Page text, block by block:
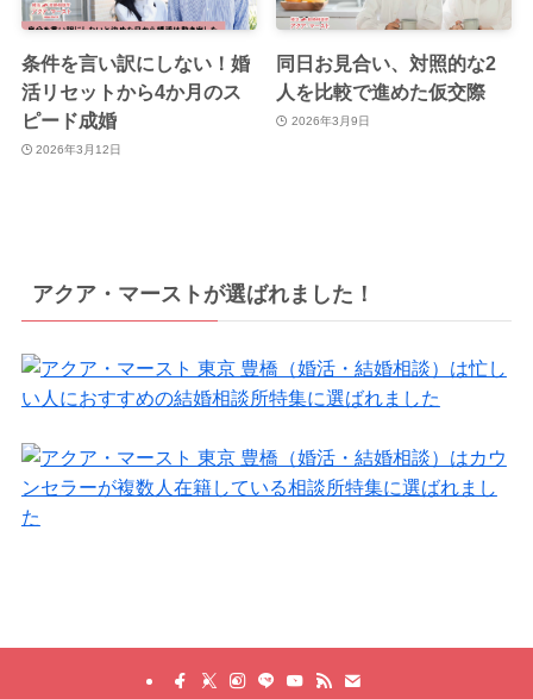
条件を言い訳にしない！婚
活リセットから4か月のス
ピード成婚
2026年3月12日
同日お見合い、対照的な2
人を比較で進めた仮交際
2026年3月9日
アクア・マーストが選ばれました！